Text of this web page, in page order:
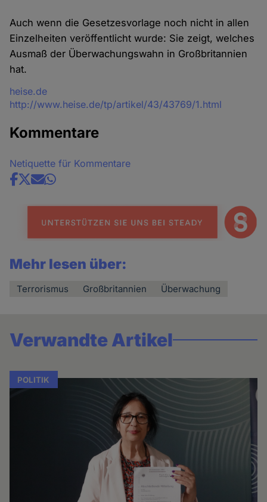
Auch wenn die Gesetzesvorlage noch nicht in allen
Einzelheiten veröffentlicht wurde: Sie zeigt, welches
Ausmaß der Überwachungswahn in Großbritannien
hat.
Quelle
heise.de
http://www.heise.de/tp/artikel/43/43769/1.html
Kommentare
Netiquette für Kommentare
Share
news
Mehr lesen über:
Terrorismus Großbritannien Überwachung
Verwandte Artikel
POLITIK